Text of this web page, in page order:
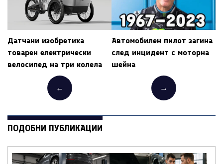
Датчани изобретиха
товарен електрически
велосипед на три колела
←
Автомобилен пилот загина
след инцидент с моторна
шейна
→
ПОДОБНИ ПУБЛИКАЦИИ